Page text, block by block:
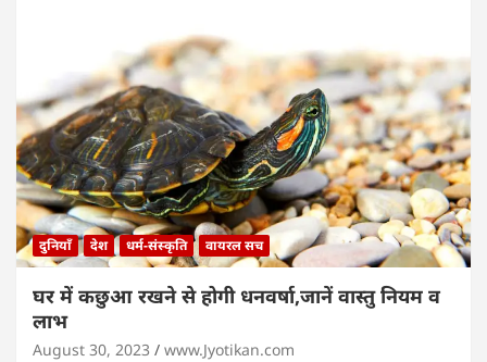
दुनियाँ देश धर्म-संस्कृति वायरल सच
घर में कछुआ रखने से होगी धनवर्षा,जानें वास्तु नियम व
लाभ
August 30, 2023 www.Jyotikan.com